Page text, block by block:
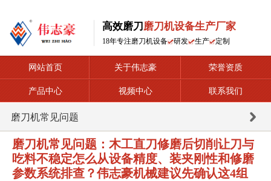
高效磨刀 磨刀机设备生产厂家
18年专注磨刀机设备 研发 生产 定制
网站首页 关于伟志豪 荣誉资质
产品中心 视频中心 联系我们
磨刀机常见问题
磨刀机常见问题：木工直刀修磨后切削让刀与
吃料不稳定怎么从设备精度、装夹刚性和修磨
参数系统排查？伟志豪机械建议先确认这4组